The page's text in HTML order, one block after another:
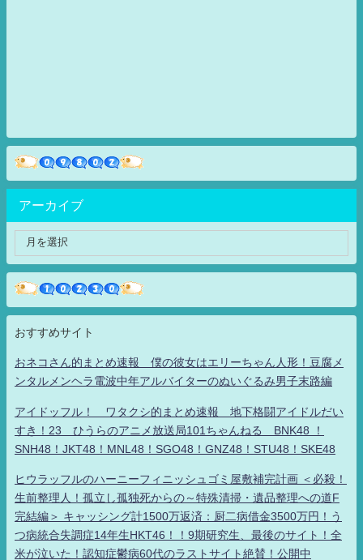
アーカイブ
おすすめサイト
おネコさん的まとめ速報 僕の彼女はエリーちゃん人形！豆腐メ
ンタルメンヘラ電波中年アルバイターのぬいぐるみ男子末路編
アイドッフル！ ワタクシ的まとめ速報 地下格闘アイドルだい
すき！23 ひうらのアニメ放送局101ちゃんねる BNK48 ！
SNH48！JKT48！MNL48！SGO48！GNZ48！STU48！SKE48
ヒウラッフルのハーニーフィニッシュゴミ屋敷補完計画 ＜必殺！
生前整理人！孤立し孤独死からの～特殊清掃・遺品整理への道F
完結編＞ キャッシング計1500万返済：厨二病借金3500万円！う
つ病統合失調症14年生HKT46！！9期研究生、最後のサイト！全
米が泣いた！認知症鬱病60代のラストサイト絶賛！公開中